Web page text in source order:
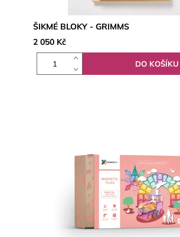
ŠIKMÉ BLOKY - GRIMMS
2 050 Kč